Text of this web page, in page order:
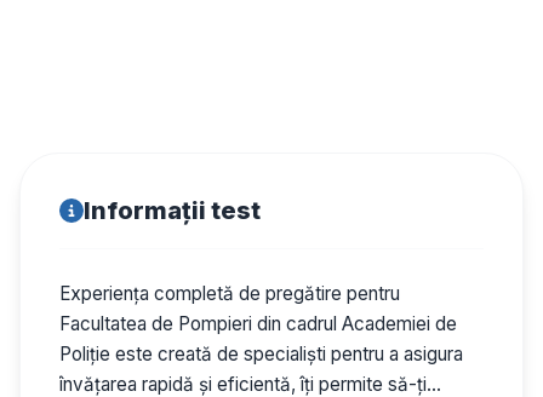
Informații test
Experiența completă de pregătire pentru
Facultatea de Pompieri din cadrul Academiei de
Poliție este creată de specialiști pentru a asigura
învățarea rapidă și eficientă, îți permite să-ți